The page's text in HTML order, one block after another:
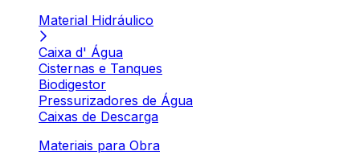
Material Hidráulico
Caixa d' Água
Cisternas e Tanques
Biodigestor
Pressurizadores de Água
Caixas de Descarga
Materiais para Obra